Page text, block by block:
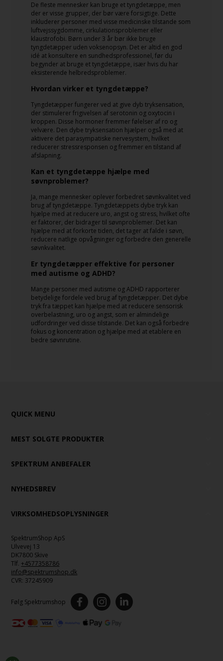
De fleste mennesker kan bruge et tyngdetæppe, men
der er visse grupper, der bør være forsigtige. Dette
inkluderer personer med visse medicinske tilstande som
luftvejssygdomme, cirkulationsproblemer eller
klaustrofobi. Børn under 3 år bør ikke bruge
tyngdetæpper uden voksenopsyn. Det er altid en god
idé at konsultere en sundhedsprofessionel, før du
begynder at bruge et tyngdetæppe, især hvis du har
eksisterende helbredsproblemer.
Hvordan virker et tyngdetæppe?
Tyngdetæpper fungerer ved at give dyb tryksensation,
der stimulerer frigivelsen af serotonin og oxytocin i
kroppen. Disse hormoner fremmer følelser af ro og
velvære. Den dybe tryksensation hjælper også med at
aktivere det parasympatiske nervesystem, hvilket
reducerer stressresponsen og fremmer en tilstand af
afslapning.
Kan et tyngdetæppe hjælpe med
søvnproblemer?
Ja, mange mennesker oplever forbedret søvnkvalitet ved
brug af tyngdetæppe. Tyngdetæppets dybe tryk kan
hjælpe med at reducere uro, angst og stress, hvilket ofte
er faktorer, der bidrager til søvnproblemer. Det kan
hjælpe med at forkorte tiden, det tager at falde i søvn,
reducere natlige opvågninger og forbedre den generelle
søvnkvalitet.
Er tyngdetæpper effektive for personer
med autisme og ADHD?
Mange personer med autisme og ADHD rapporterer
betydelige fordele ved brug af tyngdetæpper. Det dybe
tryk fra tæppet kan hjælpe med at reducere sensorisk
overbelastning, uro og angst, som er almindelige
udfordringer ved disse tilstande. Det kan også forbedre
fokus og koncentration og hjælpe med at etablere en
bedre søvnrutine.
QUICK MENU
MEST SOLGTE PRODUKTER
SPEKTRUM ANBEFALER
NYHEDSBREV
VIRKSOMHEDSOPLYSNINGER
SpektrumShop ApS
Ulvevej 13
DK7800 Skive
Tlf. +4577358786
info@spektrumshop.dk
CVR: 37245909
Følg Spektrumshop